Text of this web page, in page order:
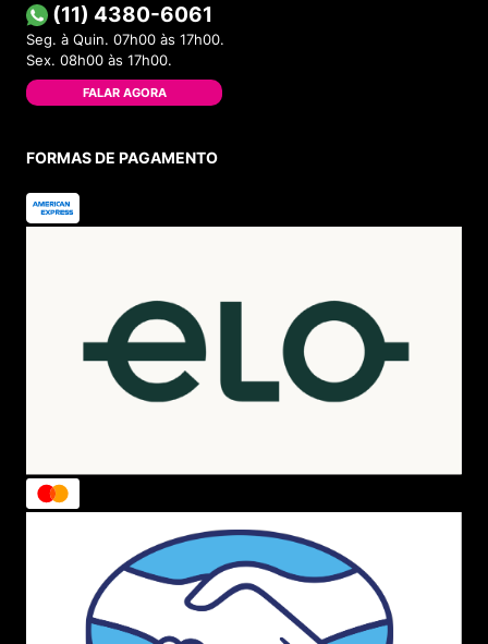
(11) 4380-6061
Seg. à Quin. 07h00 às 17h00.
Sex. 08h00 às 17h00.
FALAR AGORA
FORMAS DE PAGAMENTO